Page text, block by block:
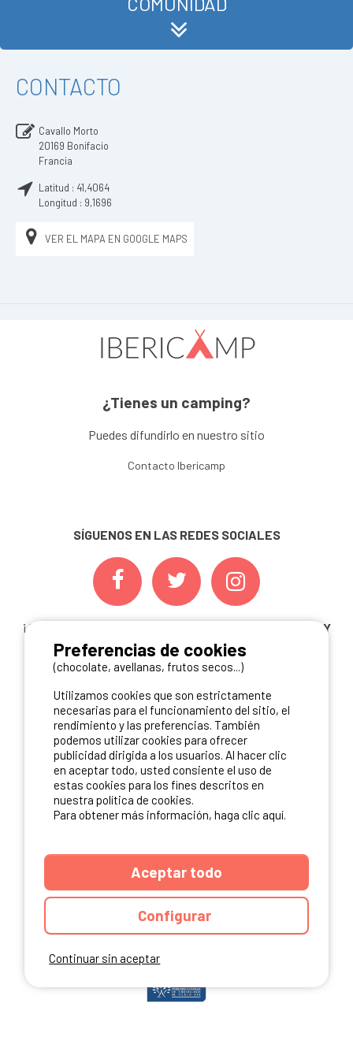
CONTACTO
Cavallo Morto
20169 Bonifacio
Francia
Latitud : 41,4064
Longitud : 9,1696
VER EL MAPA EN GOOGLE MAPS
¿Tienes un camping?
Puedes difundirlo en nuestro sitio
Contacto Ibericamp
SÍGUENOS EN LAS REDES SOCIALES
¡ Y NO TE PIERDAS NUESTRAS
OFERTAS, CONCURSOS Y
NOVEDADESINSCRIBIÉNDOTE A NUESTRA
NEWSLETTER!
ME INSCRIBO
NUESTROS PARTNERS
Continuar sin aceptar
Preferencias de cookies
(chocolate, avellanas, frutos secos...)
Utilizamos cookies que son estrictamente
necesarias para el funcionamiento del sitio, el
rendimiento y las preferencias. También
podemos utilizar cookies para ofrecer
publicidad dirigida a los usuarios. Al hacer clic
en aceptar todo, usted consiente el uso de
estas cookies para los fines descritos en
nuestra política de cookies.
Para obtener más información, haga clic aquí.
Aceptar todo
Configurar